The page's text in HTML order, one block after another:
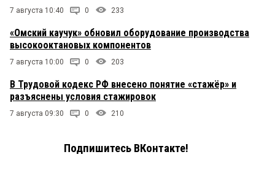
7 августа 10:40 0 233
«Омский каучук» обновил оборудование производства
высокооктановых компонентов
7 августа 10:00 0 203
В Трудовой кодекс РФ внесено понятие «стажёр» и
разъяснены условия стажировок
7 августа 09:30 0 210
Подпишитесь ВКонтакте!